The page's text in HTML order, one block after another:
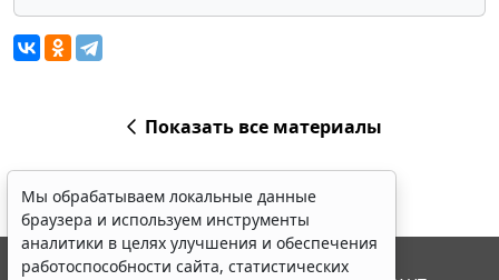
Показать все материалы
Мы обрабатываем локальные данные
браузера и используем инструменты
аналитики в целях улучшения и обеспечения
работоспособности сайта, статистических